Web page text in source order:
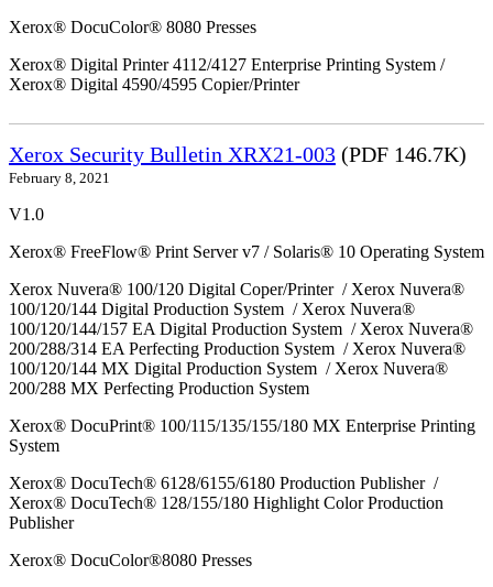
Xerox® DocuColor® 8080 Presses
Xerox® Digital Printer 4112/4127 Enterprise Printing System /
Xerox® Digital 4590/4595 Copier/Printer
Xerox Security Bulletin XRX21-003 (PDF 146.7K)
February 8, 2021
V1.0
Xerox® FreeFlow® Print Server v7 / Solaris® 10 Operating System
Xerox Nuvera® 100/120 Digital Coper/Printer / Xerox Nuvera®
100/120/144 Digital Production System / Xerox Nuvera®
100/120/144/157 EA Digital Production System / Xerox Nuvera®
200/288/314 EA Perfecting Production System / Xerox Nuvera®
100/120/144 MX Digital Production System / Xerox Nuvera®
200/288 MX Perfecting Production System
Xerox® DocuPrint® 100/115/135/155/180 MX Enterprise Printing
System
Xerox® DocuTech® 6128/6155/6180 Production Publisher /
Xerox® DocuTech® 128/155/180 Highlight Color Production
Publisher
Xerox® DocuColor®8080 Presses